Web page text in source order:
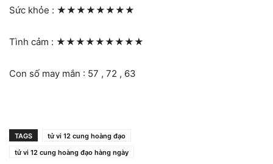
Sức khỏe : ★★★★★★★★
Tình cảm : ★★★★★★★★★
Con số may mắn : 57 , 72 , 63
TAGS
tử vi 12 cung hoàng đạo
tử vi 12 cung hoàng đạo hàng ngày